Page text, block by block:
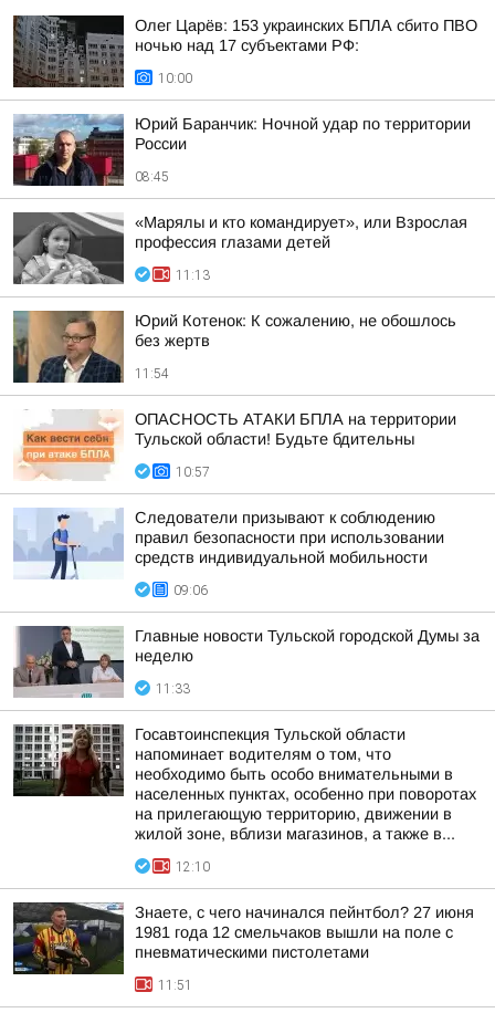
Олег Царёв: 153 украинских БПЛА сбито ПВО
ночью над 17 субъектами РФ:
10:00
Юрий Баранчик: Ночной удар по территории
России
08:45
«Марялы и кто командирует», или Взрослая
профессия глазами детей
11:13
Юрий Котенок: К сожалению, не обошлось
без жертв
11:54
ОПАСНОСТЬ АТАКИ БПЛА на территории
Тульской области! Будьте бдительны
10:57
Следователи призывают к соблюдению
правил безопасности при использовании
средств индивидуальной мобильности
09:06
Главные новости Тульской городской Думы за
неделю
11:33
Госавтоинспекция Тульской области
напоминает водителям о том, что
необходимо быть особо внимательными в
населенных пунктах, особенно при поворотах
на прилегающую территорию, движении в
жилой зоне, вблизи магазинов, а также в...
12:10
Знаете, с чего начинался пейнтбол? 27 июня
1981 года 12 смельчаков вышли на поле с
пневматическими пистолетами
11:51